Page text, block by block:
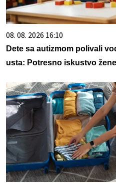
08. 08. 2026 16:10
Dete sa autizmom polivali
usta: Potresno iskustvo